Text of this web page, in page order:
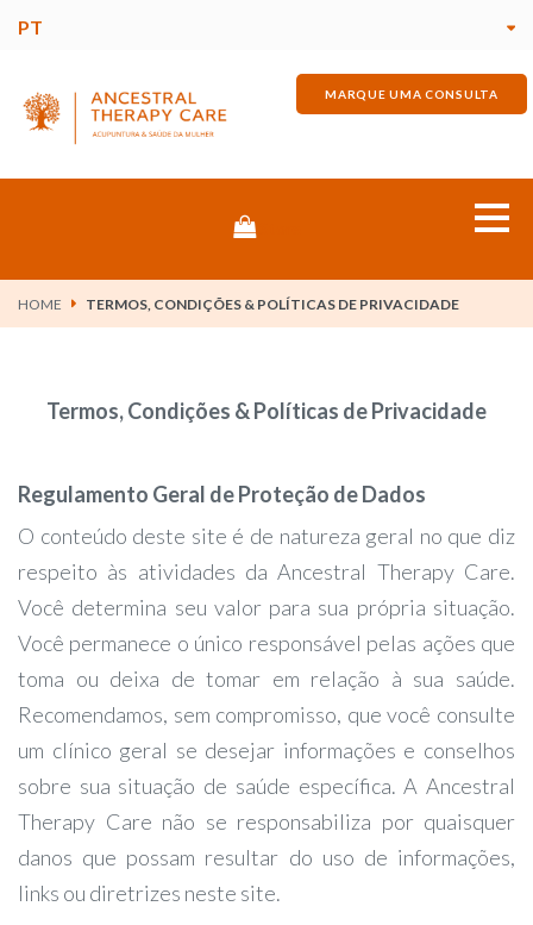
PT
MARQUE UMA CONSULTA
Store
Home
Tratamentos
Conheça minhas obras
Questões Práticas
Contato
HOME TERMOS, CONDIÇÕES & POLÍTICAS DE PRIVACIDADE
Termos, Condições & Políticas de Privacidade
Regulamento Geral de Proteção de Dados
O conteúdo deste site é de natureza geral no que diz
respeito às atividades da Ancestral Therapy Care.
Você determina seu valor para sua própria situação.
Você permanece o único responsável pelas ações que
toma ou deixa de tomar em relação à sua saúde.
Recomendamos, sem compromisso, que você consulte
um clínico geral se desejar informações e conselhos
sobre sua situação de saúde específica. A Ancestral
Therapy Care não se responsabiliza por quaisquer
danos que possam resultar do uso de informações,
links ou diretrizes neste site.